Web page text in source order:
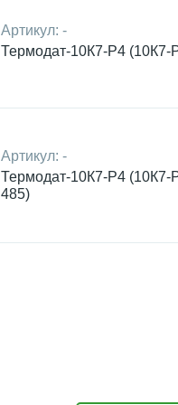
Артикул: -
Термодат-10К7-Р4 (10К7-
Артикул: -
Термодат-10К7-Р4 (10К7-
485)